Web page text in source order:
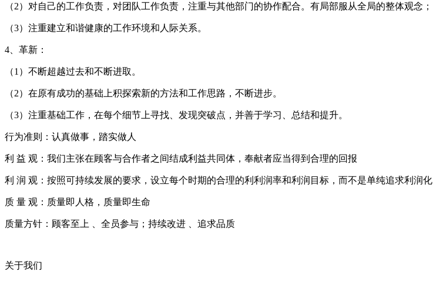
（2）对自己的工作负责，对团队工作负责，注重与其他部门的协作配合。有局部服从全局的整体观念；
（3）注重建立和谐健康的工作环境和人际关系。
4、革新：
（1）不断超越过去和不断进取。
（2）在原有成功的基础上积探索新的方法和工作思路，不断进步。
（3）注重基础工作，在每个细节上寻找、发现突破点，并善于学习、总结和提升。
行为准则：认真做事，踏实做人
利 益 观：我们主张在顾客与合作者之间结成利益共同体，奉献者应当得到合理的回报
利 润 观：按照可持续发展的要求，设立每个时期的合理的利利润率和利润目标，而不是单纯追求利润化
质 量 观：质量即人格，质量即生命
质量方针：顾客至上 、全员参与；持续改进 、追求品质
关于我们